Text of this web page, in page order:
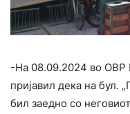
-На 08.09.2024 во
пријавил дека на бул.
бил заедно со